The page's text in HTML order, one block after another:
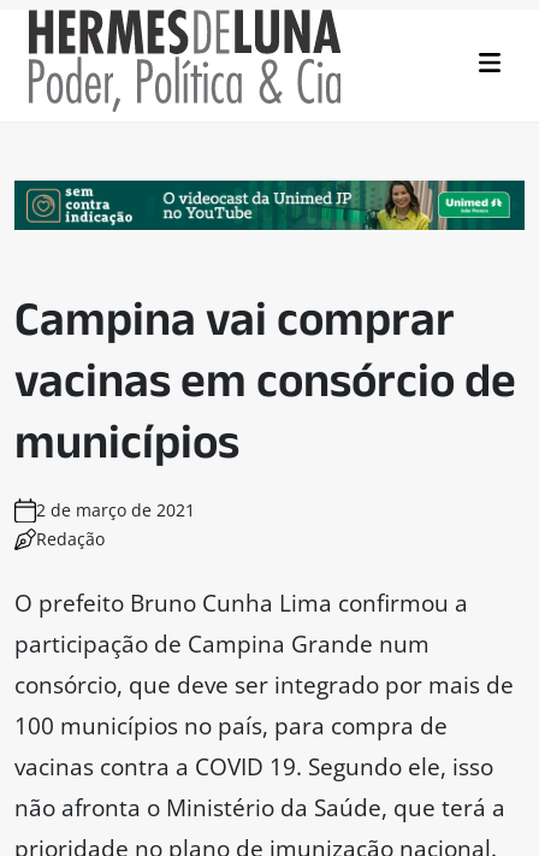
Campina vai comprar
vacinas em consórcio de
municípios
2 de março de 2021
Redação
O prefeito Bruno Cunha Lima confirmou a
participação de Campina Grande num
consórcio, que deve ser integrado por mais de
100 municípios no país, para compra de
vacinas contra a COVID 19. Segundo ele, isso
não afronta o Ministério da Saúde, que terá a
prioridade no plano de imunização nacional.